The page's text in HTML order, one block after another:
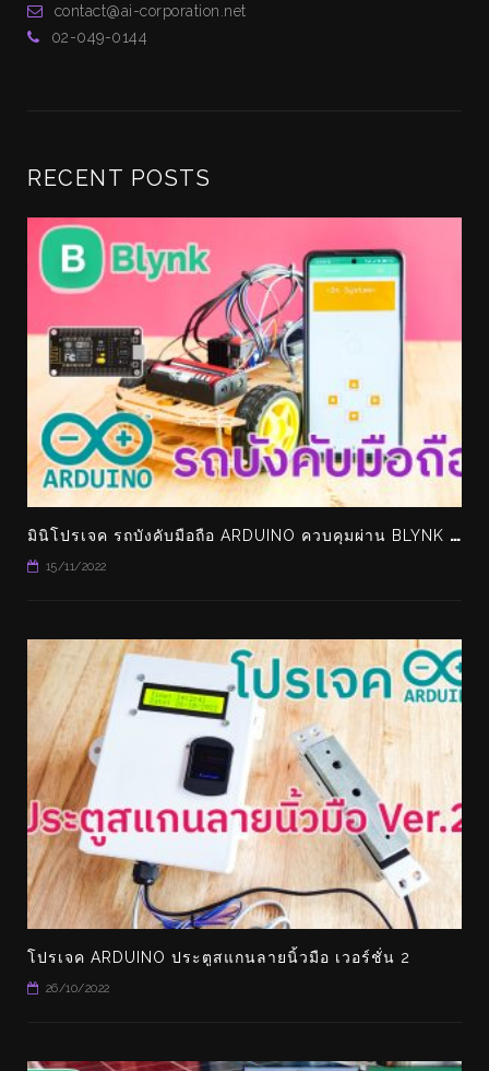
contact@ai-corporation.net
02-049-0144
RECENT POSTS
ม
ินิโปรเจค รถบังคับมือถือ ARDUINO ควบคุมผ่าน BLYNK ทำเล่นเองได้ง่ายๆ
15/11/2022
โปรเจค ARDUINO ประตูสแกนลายนิ้วมือ เวอร์ชั่น 2
26/10/2022